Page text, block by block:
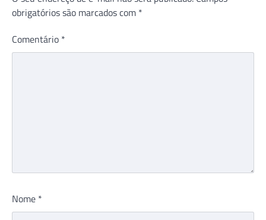
obrigatórios são marcados com *
Comentário *
Nome *